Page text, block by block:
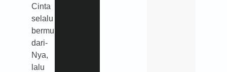
Cinta
selalu
bermula
dari-
Nya,
lalu